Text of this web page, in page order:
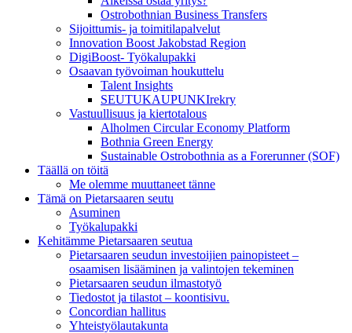
Ostrobothnian Business Transfers
Sijoittumis- ja toimitilapalvelut
Innovation Boost Jakobstad Region
DigiBoost- Työkalupakki
Osaavan työvoiman houkuttelu
Talent Insights
SEUTUKAUPUNKIrekry
Vastuullisuus ja kiertotalous
Alholmen Circular Economy Platform
Bothnia Green Energy
Sustainable Ostrobothnia as a Forerunner (SOF)
Täällä on töitä
Me olemme muuttaneet tänne
Tämä on Pietarsaaren seutu
Asuminen
Työkalupakki
Kehitämme Pietarsaaren seutua
Pietarsaaren seudun investoijien painopisteet –
osaamisen lisääminen ja valintojen tekeminen
Pietarsaaren seudun ilmastotyö
Tiedostot ja tilastot – koontisivu.
Concordian hallitus
Yhteistyölautakunta